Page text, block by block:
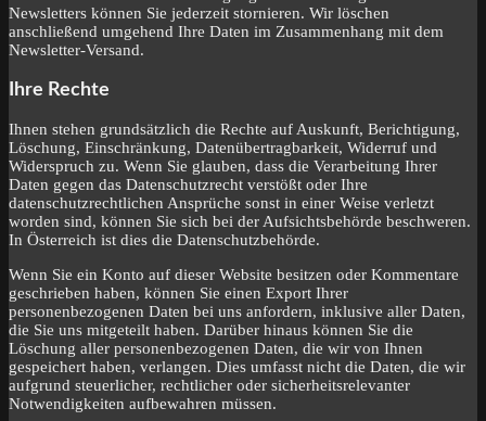
Newsletters können Sie jederzeit stornieren. Wir löschen
anschließend umgehend Ihre Daten im Zusammenhang mit dem
Newsletter-Versand.
Ihre Rechte
Ihnen stehen grundsätzlich die Rechte auf Auskunft, Berichtigung,
Löschung, Einschränkung, Datenübertragbarkeit, Widerruf und
Widerspruch zu. Wenn Sie glauben, dass die Verarbeitung Ihrer
Daten gegen das Datenschutzrecht verstößt oder Ihre
datenschutzrechtlichen Ansprüche sonst in einer Weise verletzt
worden sind, können Sie sich bei der Aufsichtsbehörde beschweren.
In Österreich ist dies die Datenschutzbehörde.
Wenn Sie ein Konto auf dieser Website besitzen oder Kommentare
geschrieben haben, können Sie einen Export Ihrer
personenbezogenen Daten bei uns anfordern, inklusive aller Daten,
die Sie uns mitgeteilt haben. Darüber hinaus können Sie die
Löschung aller personenbezogenen Daten, die wir von Ihnen
gespeichert haben, verlangen. Dies umfasst nicht die Daten, die wir
aufgrund steuerlicher, rechtlicher oder sicherheitsrelevanter
Notwendigkeiten aufbewahren müssen.